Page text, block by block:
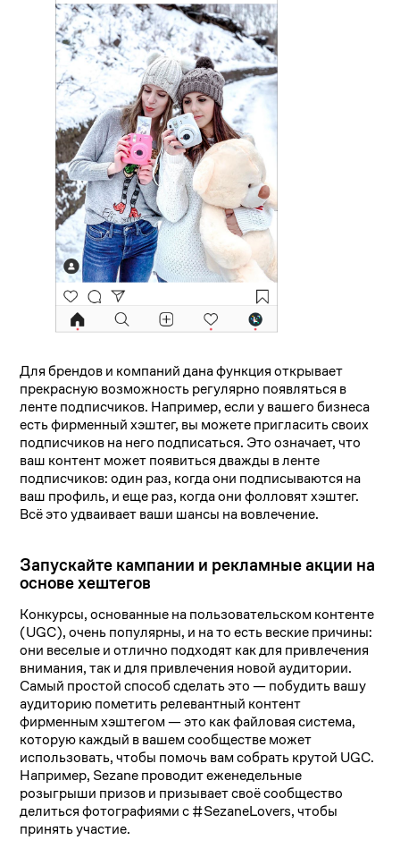
Для брендов и компаний дана функция открывает
прекрасную возможность регулярно появляться в
ленте подписчиков. Например, если у вашего бизнеса
есть фирменный хэштег, вы можете пригласить своих
подписчиков на него подписаться. Это означает, что
ваш контент может появиться дважды в ленте
подписчиков: один раз, когда они подписываются на
ваш профиль, и еще раз, когда они фолловят хэштег.
Всё это удваивает ваши шансы на вовлечение.
Запускайте кампании и рекламные акции на
основе хештегов
Конкурсы, основанные на пользовательском контенте
(UGC), очень популярны, и на то есть веские причины:
они веселые и отлично подходят как для привлечения
внимания, так и для привлечения новой аудитории.
Самый простой способ сделать это — побудить вашу
аудиторию пометить релевантный контент
фирменным хэштегом — это как файловая система,
которую каждый в вашем сообществе может
использовать, чтобы помочь вам собрать крутой UGC.
Например, Sezane проводит еженедельные
розыгрыши призов и призывает своё сообщество
делиться фотографиями с #SezaneLovers, чтобы
принять участие.